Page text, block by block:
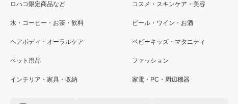
ロハコ限定商品など コスメ・スキンケア・美容
水・コーヒー・お茶・飲料 ビール・ワイン・お酒
ヘアボディ・オーラルケア ベビーキッズ・マタニティ
ペット用品 ファッション
インテリア・家具・収納 家電・PC・周辺機器